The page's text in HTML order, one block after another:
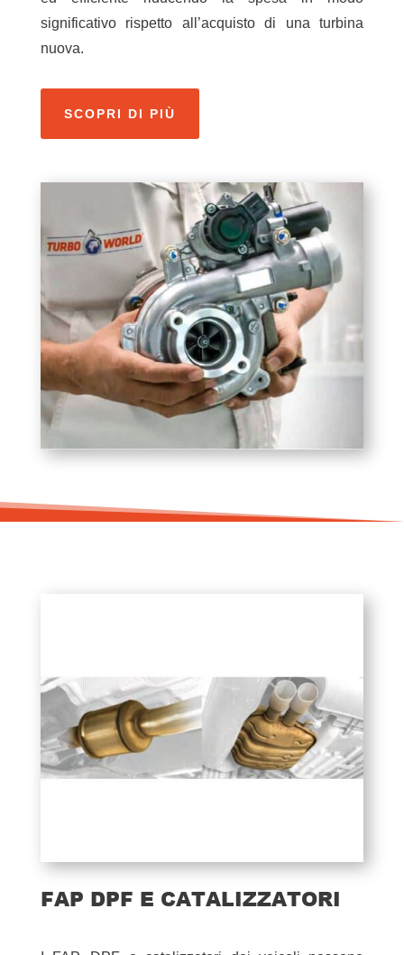
significativo rispetto all’acquisto di una turbina
nuova.
SCOPRI DI PIÙ
FAP DPF E CATALIZZATORI